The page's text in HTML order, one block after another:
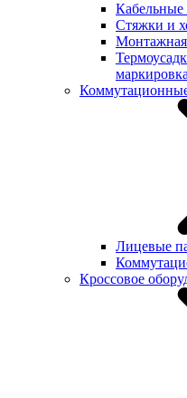
Кабельные
Стяжки и
Монтажная
маркировка
Лицевые
Кроссовое